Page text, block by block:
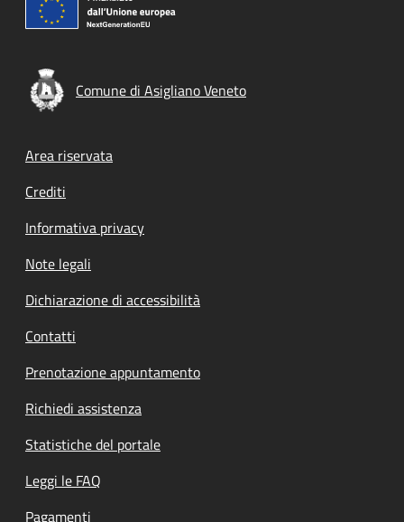
Comune di Asigliano Veneto
Footer menu
Area riservata
Crediti
Informativa privacy
Note legali
Dichiarazione di accessibilità
Contatti
Prenotazione appuntamento
Richiedi assistenza
Statistiche del portale
Leggi le FAQ
Pagamenti